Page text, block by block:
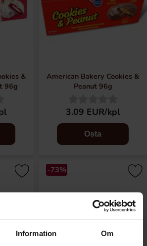
Information Om
&
96g
American Bakery Cookies &
Peanut 96g
3.09 EUR/kpl
Osta
-73%